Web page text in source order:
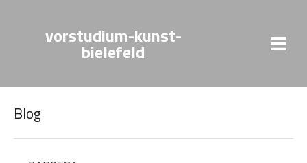
vorstudium-kunst-
bielefeld
Blog